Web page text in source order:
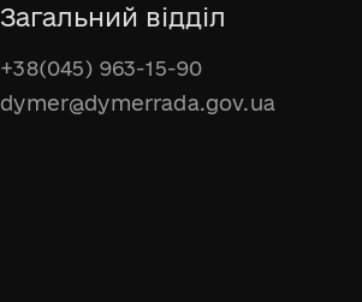
Загальний відділ
+38(045) 963-15-90
dymer@dymerrada.gov.ua